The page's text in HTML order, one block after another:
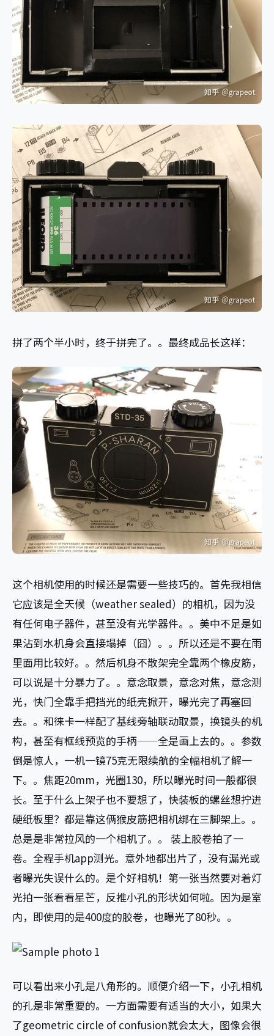
拼了两个半小时，终于拼完了。。最终成品长这样：
这个相机使用的时候还是需要一些技巧的。首先我相信
它应该是全天候（weather sealed）的相机，因为没
有任何电子器件，甚至没有光学器件。。美中不足是如
果沾到水机身会直接塌掉（囧）。。所以还是不要在雨
里面用比较好。。然后机身不散架完全靠两个橡皮筋，
可以说是十分暴力了。。意念取景，意念对焦，意念测
光，快门全靠手把挡光的纸壳掀开，曝光完了再塞回
去。。和徕卡一样配了基线旁轴联动取景，换镜头的机
构，甚至有框线预览的手柄——全是画上去的。。参数
倒是惊人，一机一镜75克无限续航的全幅相机了解一
下。。焦距20mm，光圈130，所以曝光时间一般都很
长。至于什么上架子也不要想了，快装板的螺丝想拧进
硬纸板里？都是靠这俩猴皮筋把相机绑在三脚架上。。
总是是非常拉风的一个相机了。。 装上胶卷拍了一
卷。全程手机app测光。意外地都出片了，没有漏光或
者曝光失误什么的。是个好相机！第一张当然要对着灯
光拍一张看看星芒，反推小孔的形状如何啦。因为是室
内，即使用的是400度的胶卷，也曝光了80秒。。
可以看出来小孔是八角形的。顺便介绍一下，小孔相机
的孔是非常重要的。一方面需要有适当的大小，如果大
了geometric circle of confusion就会太大，图像会很